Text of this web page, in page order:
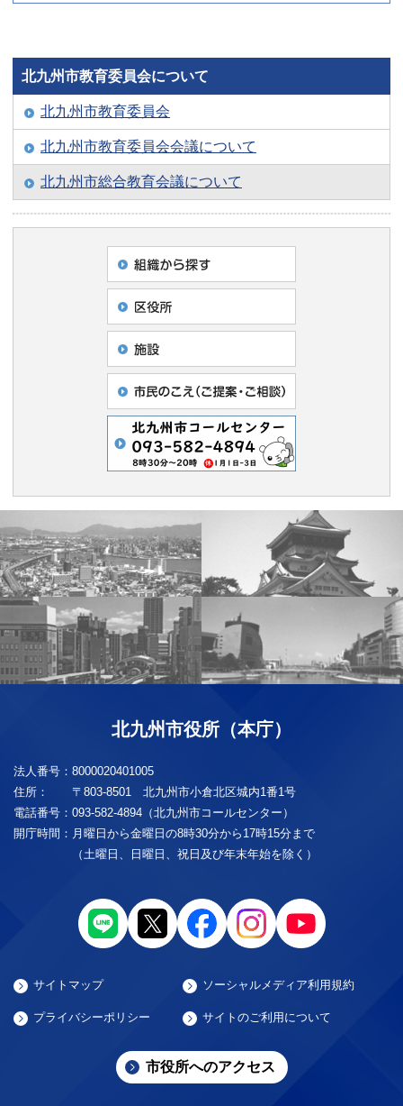
北九州市教育委員会について
北九州市教育委員会
北九州市教育委員会会議について
北九州市総合教育会議について
北九州市役所（本庁）
法人番号： 8000020401005
住所：
〒803-8501 北九州市小倉北区城内1番1号
電話番号： 093-582-4894（北九州市コールセンター）
開庁時間： 月曜日から金曜日の8時30分から17時15分まで
（土曜日、日曜日、祝日及び年末年始を除く）
サイトマップ ソーシャルメディア利用規約
プライバシーポリシー サイトのご利用について
市役所へのアクセス